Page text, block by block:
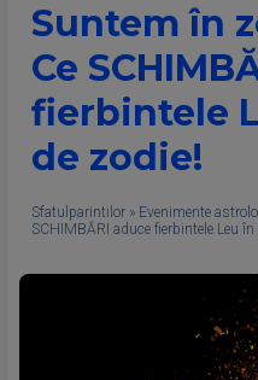
Suntem în
Ce
fierbintele
de zodie!
Sfatulparintilor » Evenimente
SCHIMBĂRI aduce fierbintele Leu